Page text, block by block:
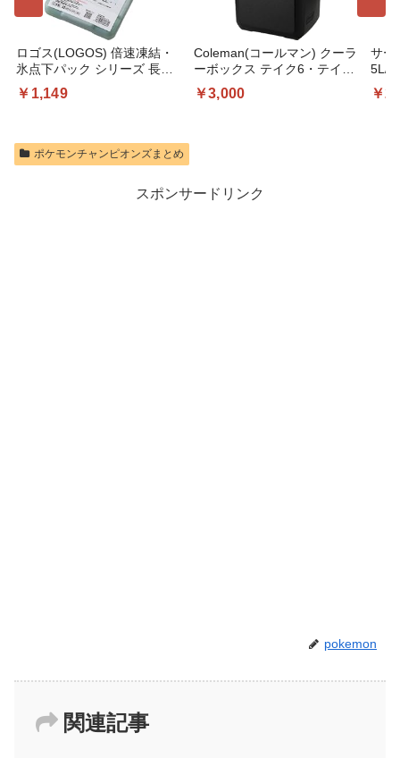
ロゴス(LOGOS) 倍速凍結・
氷点下パック シリーズ 長時
間保冷 保冷剤 防災 日本製
￥1,149
Coleman(コールマン) クーラ
ーボックス テイク6・テイク9
釣り 運動会 お花見 部活 弁当
飲み物 買い物 キャンプ アウ
￥3,000
サー
5L/
熱
ト
￥
ポケモンチャンピオンズまとめ
スポンサードリンク
pokemon
関連記事